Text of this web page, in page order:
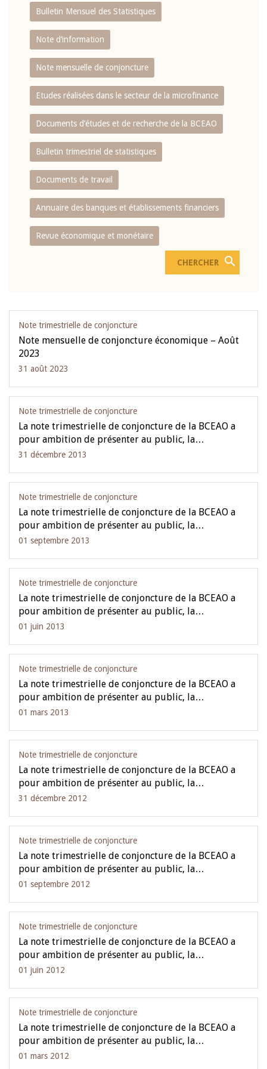
Bulletin Mensuel des Statistiques
Note d’information
Note mensuelle de conjoncture
Etudes réalisées dans le secteur de la microfinance
Documents d’études et de recherche de la BCEAO
Bulletin trimestriel de statistiques
Documents de travail
Annuaire des banques et établissements financiers
Revue économique et monétaire
Note trimestrielle de conjoncture
Note mensuelle de conjoncture économique – Août
2023
31 août 2023
Note trimestrielle de conjoncture
La note trimestrielle de conjoncture de la BCEAO a
pour ambition de présenter au public, la…
31 décembre 2013
Note trimestrielle de conjoncture
La note trimestrielle de conjoncture de la BCEAO a
pour ambition de présenter au public, la…
01 septembre 2013
Note trimestrielle de conjoncture
La note trimestrielle de conjoncture de la BCEAO a
pour ambition de présenter au public, la…
01 juin 2013
Note trimestrielle de conjoncture
La note trimestrielle de conjoncture de la BCEAO a
pour ambition de présenter au public, la…
01 mars 2013
Note trimestrielle de conjoncture
La note trimestrielle de conjoncture de la BCEAO a
pour ambition de présenter au public, la…
31 décembre 2012
Note trimestrielle de conjoncture
La note trimestrielle de conjoncture de la BCEAO a
pour ambition de présenter au public, la…
01 septembre 2012
Note trimestrielle de conjoncture
La note trimestrielle de conjoncture de la BCEAO a
pour ambition de présenter au public, la…
01 juin 2012
Note trimestrielle de conjoncture
La note trimestrielle de conjoncture de la BCEAO a
pour ambition de présenter au public, la…
01 mars 2012